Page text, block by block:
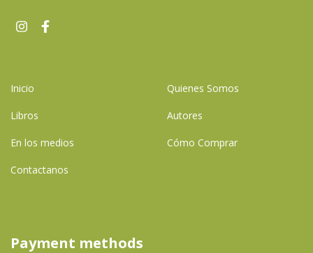
Inicio Quienes Somos
Libros Autores
En los medios Cómo Comprar
Contactanos
Payment methods